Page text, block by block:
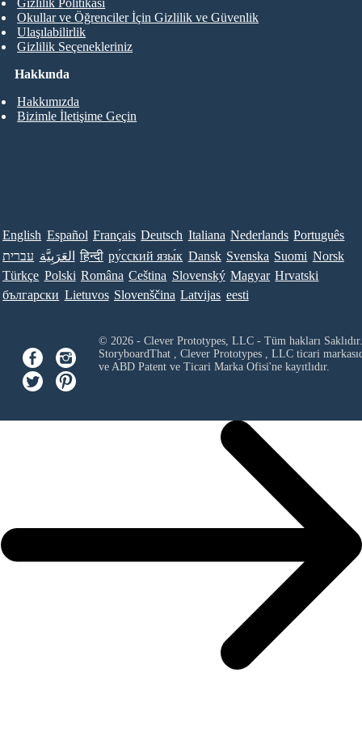
Hakkında
Hakkımızda
Bizimle İletişime Geçin
Gizlilik Politikası
Okullar ve Öğrenciler İçin Gizlilik ve Güvenlik
Ulaşılabilirlik
Gizlilik Seçenekleriniz
English Español Français Deutsch Italiana Nederlands Português
עברית العَرَبِيَّة हिन्दी ру́сский язы́к Dansk Svenska Suomi Norsk
Türkçe Polski Româna Ceština Slovenský Magyar Hrvatski
български Lietuvos Slovenščina Latvijas eesti
© 2026 - Clever Prototypes, LLC - Tüm hakları Saklıdır.
StoryboardThat , Clever Prototypes , LLCticari
ve ABD Patent ve Ticari Marka Ofisi'ne kayıtlıdır.